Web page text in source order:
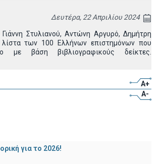
Δευτέρα, 22 Απριλίου 2024
Στυλιανού, Αντώνη Αργυρό, Δημήτρη
των 100 Ελλήνων επιστημόνων που
με βάση βιβλιογραφικούς δείκτες.
A+
A-
για το 2026!